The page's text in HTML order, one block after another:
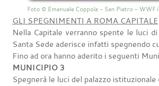
Foto © Emanuele Coppola - San Pietro - WWF
GLI SPEGNIMENTI A ROMA CAPITALE
Nella Capitale verranno spente le luci
Santa Sede aderisce infatti spegnendo
Fino ad ora hanno aderito i seguenti
MUNICIPIO 3
Spegnerà le luci del palazzo